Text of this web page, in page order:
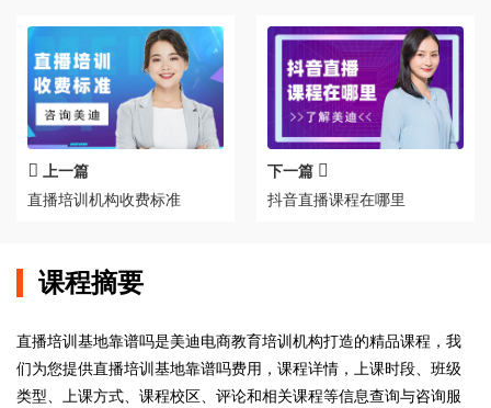
上一篇
直播培训机构收费标准
下一篇
抖音直播课程在哪里
课程摘要
直播培训基地靠谱吗是美迪电商教育培训机构打造的精品课程，我
们为您提供直播培训基地靠谱吗费用，课程详情，上课时段、班级
类型、上课方式、课程校区、评论和相关课程等信息查询与咨询服